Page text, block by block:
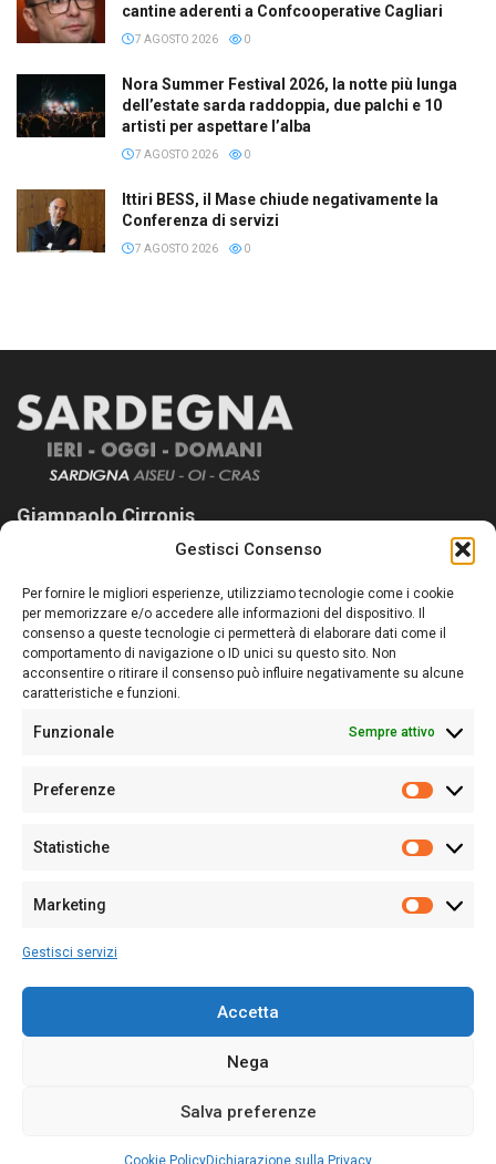
Gestisci Consenso
Per fornire le migliori esperienze, utilizziamo tecnologie come i cookie
per memorizzare e/o accedere alle informazioni del dispositivo. Il
consenso a queste tecnologie ci permetterà di elaborare dati come il
comportamento di navigazione o ID unici su questo sito. Non
acconsentire o ritirare il consenso può influire negativamente su alcune
caratteristiche e funzioni.
Funzionale Sempre attivo
Preferenze
Statistiche
Marketing
Gestisci servizi
Accetta
Nega
Salva preferenze
Cookie PolicyDichiarazione sulla Privacy
cantine aderenti a Confcooperative Cagliari
7 AGOSTO 2026 0
Nora Summer Festival 2026, la notte più lunga
dell’estate sarda raddoppia, due palchi e 10
artisti per aspettare l’alba
7 AGOSTO 2026 0
Ittiri BESS, il Mase chiude negativamente la
Conferenza di servizi
7 AGOSTO 2026 0
Giampaolo Cirronis
Sardegna Ieri-Oggi-Domani nasce per informare “liberamente” i
lettori su quanto accade in Sardegna, con un occhio rivolto al
nostro passato e, soprattutto, al nostro futuro
Follow Us
Sede:Via Cristoforo Colombo 09013 Carbonia
Partita IVA02270380922
128/2020 del 10/02/2020
Per la Pubblicità:
Sardegna Ieri-Oggi-Domani- Tutti i diritti sono riservati -